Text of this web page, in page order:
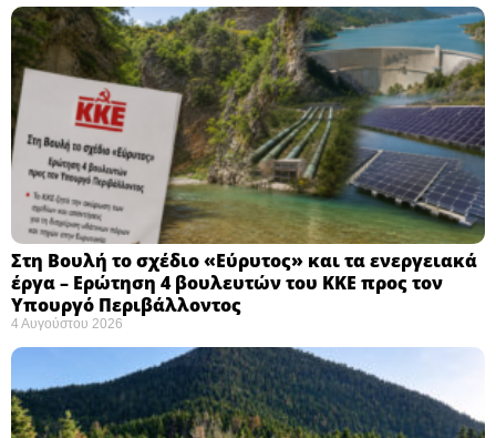
Στη Βουλή το σχέδιο «Εύρυτος» και τα ενεργειακά
έργα – Ερώτηση 4 βουλευτών του ΚΚΕ προς τον
Υπουργό Περιβάλλοντος
4 Αυγούστου 2026